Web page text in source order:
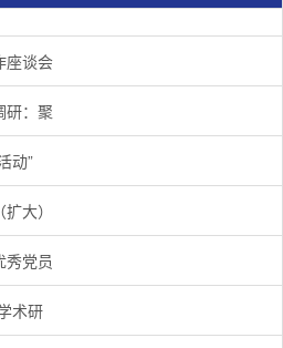
工作座谈会在宁召开
市调研：聚焦民革党员之家建设管
教育活动” 领导班子民主生活会
座谈会
研：聚
动”
大）
秀党员
术研